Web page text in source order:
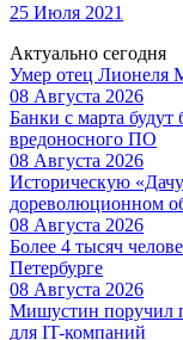
25 Июля 2021
Актуально сегодня
Умер отец Лионеля
08 Августа 2026
Банки с марта
вредоносного ПО
08 Августа 2026
Историческую
дореволюционном
08 Августа 2026
Более 4 тысяч
Петербурге
08 Августа 2026
Мишустин поручил
для IT-компаний